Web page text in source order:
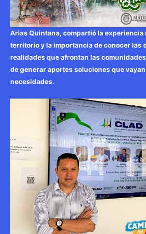
Arias Quintana, compartió la experiencia
territorio y la importancia de conocer las
realidades que afrontan las
de generar aportes soluciones que
necesidades.